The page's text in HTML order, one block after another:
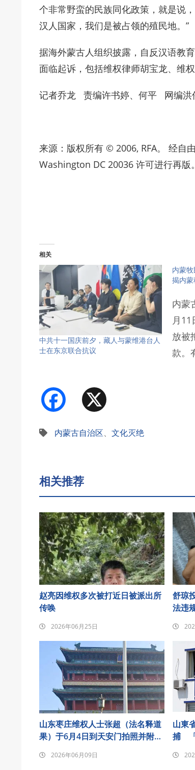
个非常野蛮的民族同化政策，就是说
汉人国家，我们是被占领的殖民地。”
据海外蒙古人组织披露，自反汉语教
面临起诉，包括维权律师胡宝龙、维
记者乔龙 责编许书婷、何平 网编洪
来源：版权所有 © 2006, RFA。 经自
Washington DC 20036 许可进行再版。
相关
中共十一国庆前夕，藏人与蒙维港台人
士在东京联合抗议
内蒙
揭内
内蒙
月
放被
款。
Facebook
内蒙古自治区、 文化灭绝
相关推荐
赵亮因维权多次被打近日被派出所
传唤
2026年06月25日
舒琼
法违
山东枣庄维权人士张超（法名释道
果）于6月4日到天安门拍照并附诗
2026年06月09日
山東
捕 「